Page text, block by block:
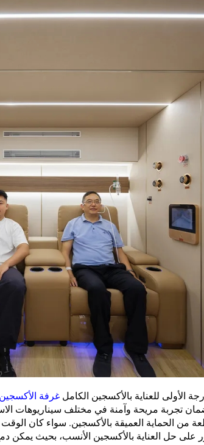
الأولى للعناية بالأكسجين الكامل غرفة
تجربة مريحة وآمنة في مختلف سيناريوهات
من الحماية العميقة بالأكسجين. سواء كان الوقت
على حل العناية بالأكسجين الأنسب، بحيث يمكن